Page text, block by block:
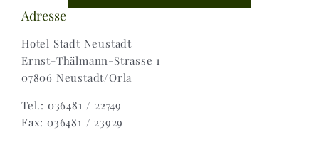
Zahlungsweisen |
Widerruf |
Adresse
Hotel Stadt Neustadt
Ernst-Thälmann-Strasse 1
07806 Neustadt/Orla
Tel.: 036481 / 22749
Fax: 036481 / 23929